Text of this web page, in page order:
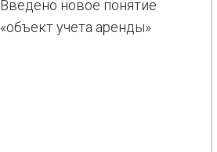
Введено новое понятие
«объект учета аренды»